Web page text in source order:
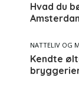
Hvad du
NATTELIV OG
Kendte